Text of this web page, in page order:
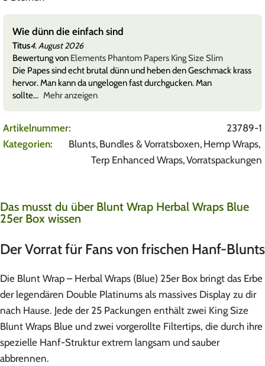
Wie dünn die einfach sind
Titus4. August 2026
Bewertung von Elements Phantom Papers King Size Slim
Die Papes sind echt brutal dünn und heben den Geschmack krass
hervor. Man kann da ungelogen fast durchgucken. Man
sollte
Mehr anzeigen
Artikelnummer:
23789-1
Kategorien:
Blunts, Bundles & Vorratsboxen, Hemp Wraps,
Terp Enhanced Wraps,Vorratspackungen
Das musst du über Blunt Wrap Herbal Wraps Blue
25er Box wissen
Der Vorrat für Fans von frischen Hanf-Blunts
Die Blunt Wrap – Herbal Wraps (Blue) 25er Box bringt das Erbe
der legendären Double Platinums als massives Display zu dir
nach Hause. Jede der 25 Packungen enthält zwei King Size
Blunt Wraps Blue und zwei vorgerollte Filtertips, die durch ihre
spezielle Hanf-Struktur extrem langsam und sauber
abbrennen.